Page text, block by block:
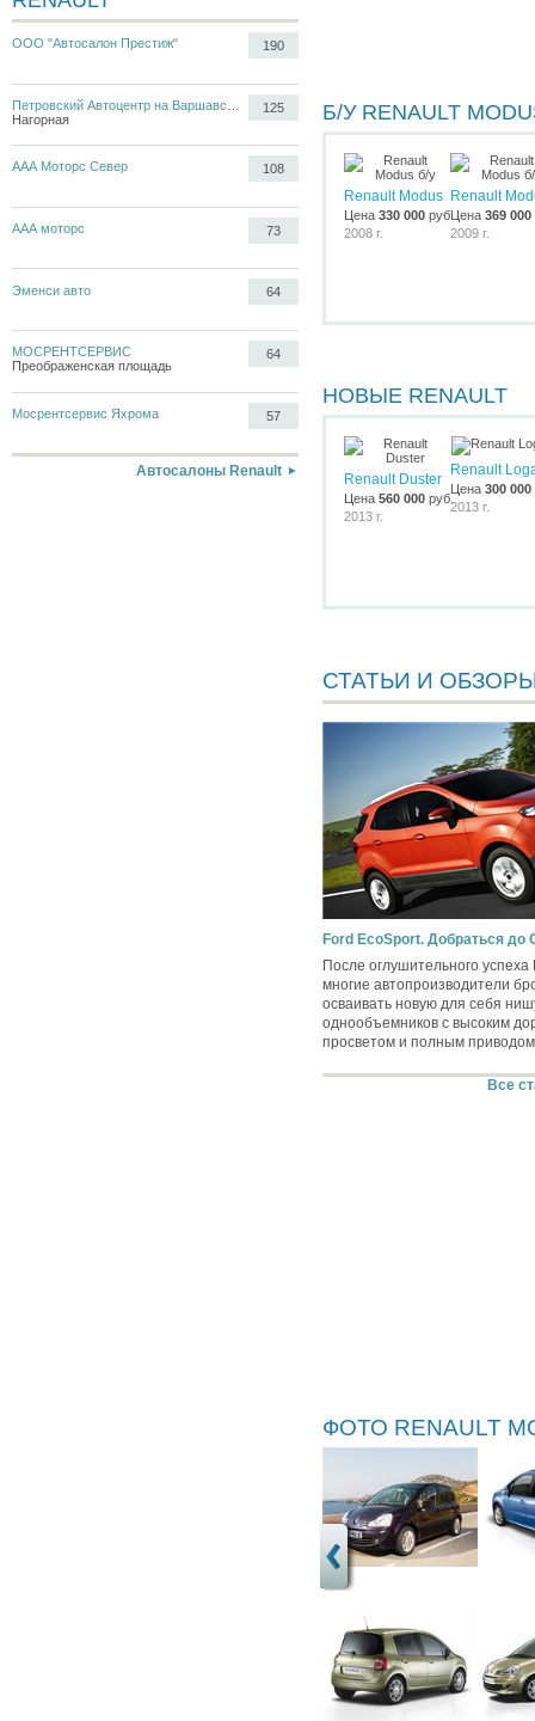
ООО "Автосалон Престиж" 190
Нагорная
125
ААА Моторс Север 108
ААА моторс 73
Эменси авто 64
МОСРЕНТСЕРВИС
Преображенская площадь
64
Мосрентсервис Яхрома 57
Автосалоны Renault
Б/У RENAULT
Renault Modus
Цена 330 000 руб.
2008 г.
Renault
Цена 369 000
2009 г.
НОВЫЕ RENAULT
Renault Duster
Цена 560 000 руб.
2013 г.
Renault
Цена 300 000
2013 г.
СТАТЬИ И
Ford EcoSport. Добраться до
После оглушительного
многие автопроизводители
осваивать новую для себя
однообъемников с высоким
просветом и полным
Все
ФОТО RENAULT